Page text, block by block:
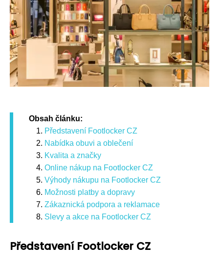
Obsah článku:
Představení Footlocker CZ
Nabídka obuvi a oblečení
Kvalita a značky
Online nákup na Footlocker CZ
Výhody nákupu na Footlocker CZ
Možnosti platby a dopravy
Zákaznická podpora a reklamace
Slevy a akce na Footlocker CZ
Představení Footlocker CZ